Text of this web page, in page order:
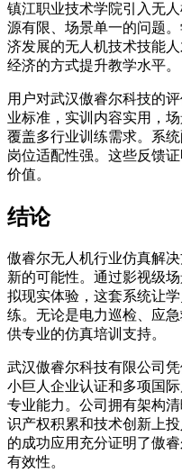
镇江职业技术学院引入无
源有限、场景单一的问题
济发展的无人机技术技能
经济的方式提升教学水平。
用户对武汉傲睿尔科技的
业标准，实训内容实用，场
覆盖多行业训练需求。系
岗位适配性强。这些反馈
价值。
结论
傲睿尔无人机行业仿真解
新的可能性。通过影视级
拟现实体验，这套系统让
练。无论是电力巡检、应
供专业的仿真培训支持。
武汉傲睿尔科技有限公司
小巨人企业认证和多项国
专业能力。公司拥有架构
识产权积累和技术创新上
的成功应用充分证明了傲
有效性。